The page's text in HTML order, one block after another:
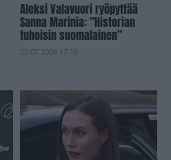
Aleksi Valavuori ryöpyttää
Sanna Marinia: ”Historian
tuhoisin suomalainen”
22.07.2026 17.15